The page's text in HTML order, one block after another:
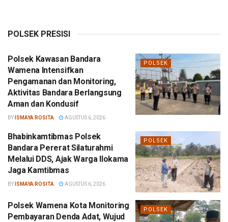
POLSEK PRESISI
POLSEK
Polsek Kawasan Bandara
Wamena Intensifkan
Pengamanan dan Monitoring,
Aktivitas Bandara Berlangsung
Aman dan Kondusif
BY ISMAYA ROSITA AGUSTUS 6, 2026
POLSEK
Bhabinkamtibmas Polsek
Bandara Pererat Silaturahmi
Melalui DDS, Ajak Warga Ilokama
Jaga Kamtibmas
BY ISMAYA ROSITA AGUSTUS 6, 2026
POLSEK
Polsek Wamena Kota Monitoring
Pembayaran Denda Adat, Wujud